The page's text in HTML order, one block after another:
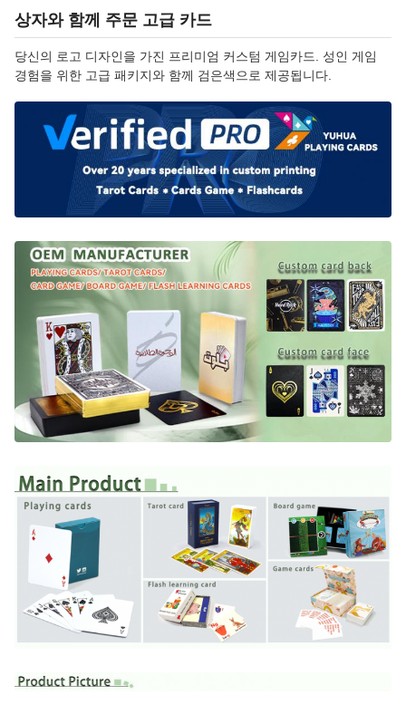
상자와 함께 주문 고급 카드
당신의 로고 디자인을 가진 프리미엄 커스텀 게임카드. 성인 게임
경험을 위한 고급 패키지와 함께 검은색으로 제공됩니다.